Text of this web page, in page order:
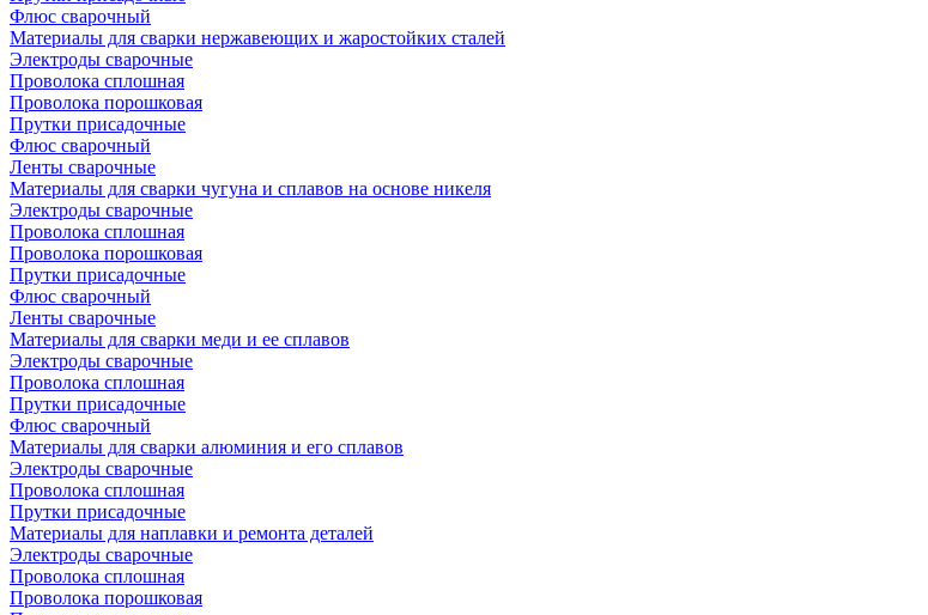
Флюс сварочный
Материалы для сварки нержавеющих и жаростойких сталей
Электроды сварочные
Проволока сплошная
Проволока порошковая
Прутки присадочные
Флюс сварочный
Ленты сварочные
Материалы для сварки чугуна и сплавов на основе никеля
Электроды сварочные
Проволока сплошная
Проволока порошковая
Прутки присадочные
Флюс сварочный
Ленты сварочные
Материалы для сварки меди и ее сплавов
Электроды сварочные
Проволока сплошная
Прутки присадочные
Флюс сварочный
Материалы для сварки алюминия и его сплавов
Электроды сварочные
Проволока сплошная
Прутки присадочные
Материалы для наплавки и ремонта деталей
Электроды сварочные
Проволока сплошная
Проволока порошковая